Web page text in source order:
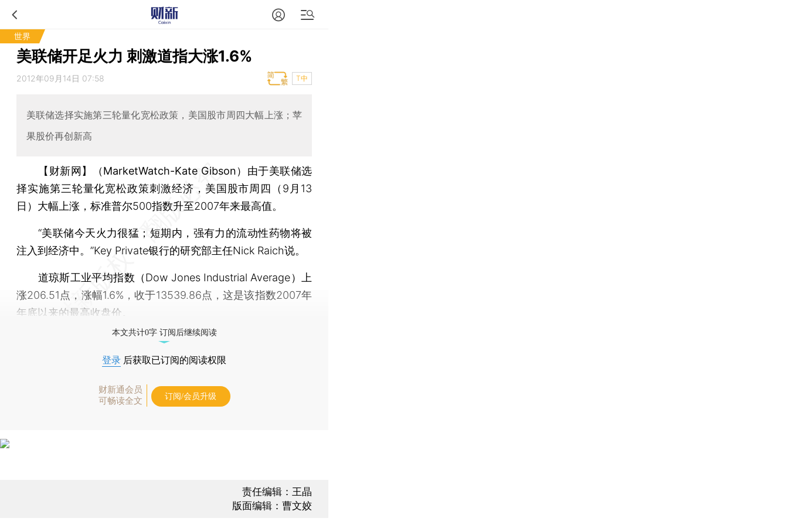
世界
美联储开足火力 刺激道指大涨1.6%
2012年09月14日 07:58 T中
美联储选择实施第三轮量化宽松政策，美国股市周四大幅上涨；苹
果股价再创新高
【财新网】（MarketWatch-Kate Gibson） 由于美联储选
择实施第三轮量化宽松政策刺激经济，美国股市周四（9月13
日）大幅上涨，标准普尔500指数升至2007年来最高值。
“美联储今天火力很猛；短期内，强有力的流动性药物将被
注入到经济中。”Key Private银行的研究部主任Nick Raich说。
道琼斯工业平均指数（Dow Jones Industrial Average）上
涨206.51点，涨幅1.6%，收于13539.86点，这是该指数2007年
年底以来的最高收盘价。
本文共计0字 订阅后继续阅读
登录 后获取已订阅的阅读权限
财新通会员
可畅读全文
订阅/会员升级
责任编辑：王晶
版面编辑：曹文姣